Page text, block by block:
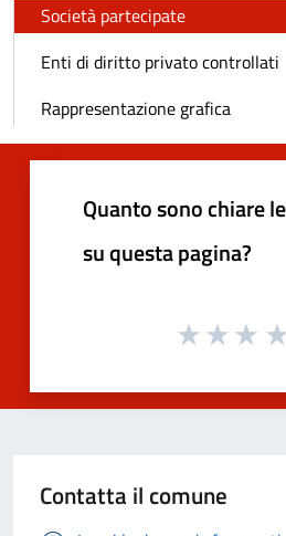
Società partecipate
Enti di diritto privato controllati
Rappresentazione grafica
Quanto sono chiare
su questa pagina?
Contatta il comune